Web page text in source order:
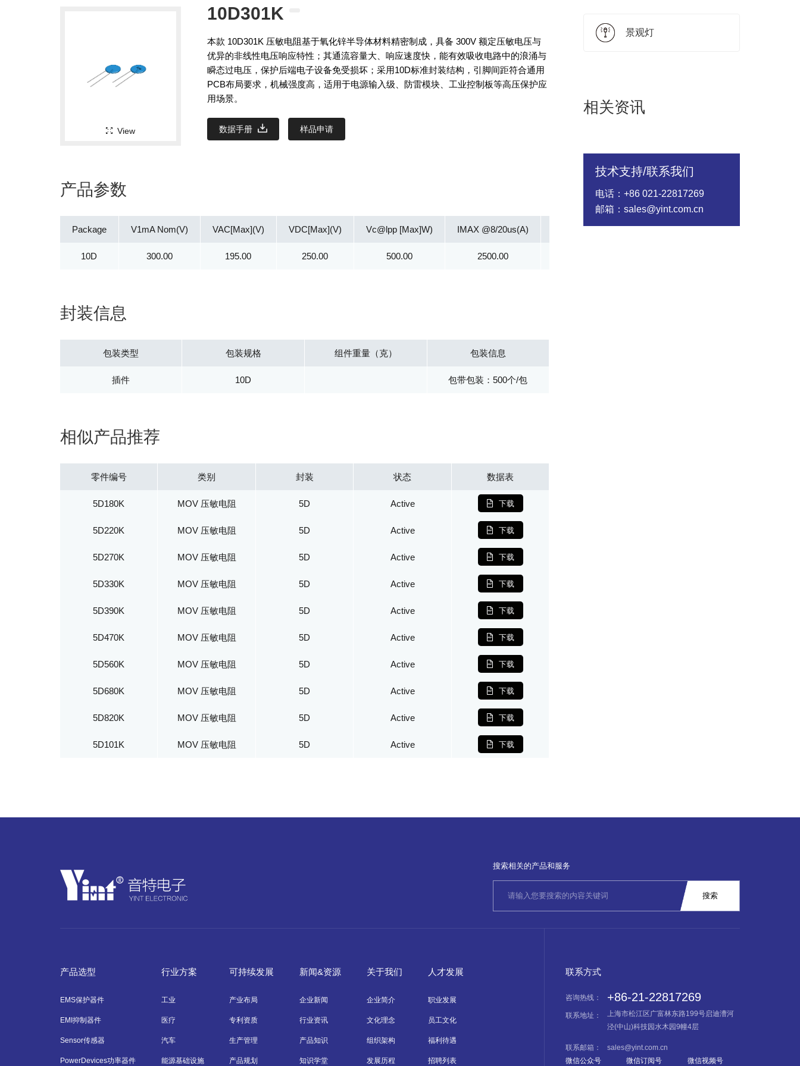
View
10D301K
本款 10D301K 压敏电阻基于氧化锌半导体材料精密制成，具备 300V 额定压敏电压与
优异的非线性电压响应特性；其通流容量大、响应速度快，能有效吸收电路中的浪涌与
瞬态过电压，保护后端电子设备免受损坏；采用10D标准封装结构，引脚间距符合通用
PCB布局要求，机械强度高，适用于电源输入级、防雷模块、工业控制板等高压保护应
用场景。
数据手册 样品申请
产品参数
Package
10D
V1mA Nom(V)
300.00
VAC[Max](V)
195.00
VDC[Max](V)
250.00
Vc@lpp [Max]W)
500.00
IMAX @8/20us(A)
2500.00
In @8/20us(A) Rated Wattage(W) Energy（10/
封装信息
包装类型
插件
包装规格
10D
组件重量（克） 包装信息
包带包装：500个/包
相似产品推荐
零件编号 类别 封装 状态 数据表
5D180K MOV 压敏电阻 5D Active 下载
5D220K MOV 压敏电阻 5D Active 下载
5D270K MOV 压敏电阻 5D Active 下载
5D330K MOV 压敏电阻 5D Active 下载
5D390K MOV 压敏电阻 5D Active 下载
5D470K MOV 压敏电阻 5D Active 下载
5D560K MOV 压敏电阻 5D Active 下载
5D680K MOV 压敏电阻 5D Active 下载
5D820K MOV 压敏电阻 5D Active 下载
5D101K MOV 压敏电阻 5D Active 下载
景观灯
相关资讯
技术支持/联系我们
电话：+86 021-22817269
邮箱：sales@yint.com.cn
搜索相关的产品和服务
产品选型
EMS保护器件
EMI抑制器件
Sensor传感器
PowerDevices功率器件
行业方案
工业
医疗
汽车
能源基础设施
可持续发展
产业布局
专利资质
生产管理
产品规划
新闻&资源
企业新闻
行业资讯
产品知识
知识学堂
关于我们
企业简介
文化理念
组织架构
发展历程
人才发展
职业发展
员工文化
福利待遇
招聘列表
联系方式
咨询热线： +86-21-22817269
联系地址：
上海市松江区广富林东路199号启迪漕河
泾(中山)科技园水木园9幢4层
联系邮箱：
sales@yint.com.cn
微信公众号
微信订阅号 微信视频号